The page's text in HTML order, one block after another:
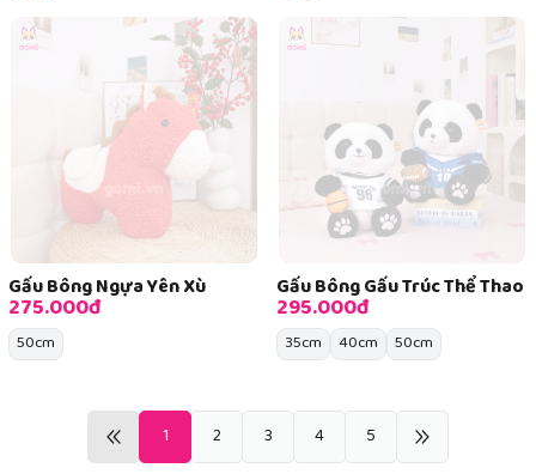
Gấu Bông Ngựa Yên Xù
275.000đ
50cm
Gấu Bông Gấu Trúc Thể Thao
295.000đ
35cm 40cm 50cm
1 2 3 4 5